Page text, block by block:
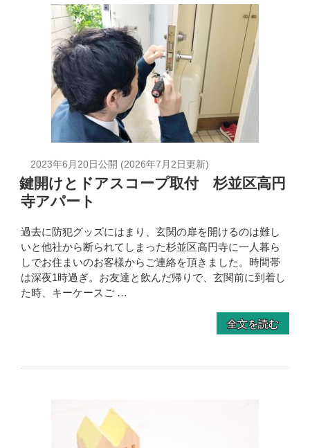
2023年6月20日公開 (2026年7月2日更新)
鍵開けとドアスコープ取付 杉並区高円
寺アパート
過去に防犯グッズにはまり、玄関の扉を開けるのは難し
いと他社から断られてしまった杉並区高円寺に一人暮ら
しでお住まいのお客様からご連絡を頂きました。時間帯
は深夜1時過ぎ。お友達と飲んだ帰りで、玄関前に到着し
た時、キーケースご …
全文を読む